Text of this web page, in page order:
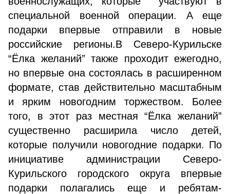
специальной военной операции. А еще
подарки впервые отправили в новые
российские регионы.В Северо-Курильске
“Ёлка желаний” также проходит ежегодно,
но впервые она состоялась в расширенном
формате, став действительно масштабным
и ярким новогодним торжеством. Более
того, в этот раз местная “Ёлка желаний”
существенно расширила число детей,
которые получили новогодние подарки. По
инициативе администрации Северо-
Курильского городского округа впервые
подарки полагались еще и ребятам-